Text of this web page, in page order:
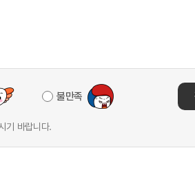
불만족
기 바랍니다.